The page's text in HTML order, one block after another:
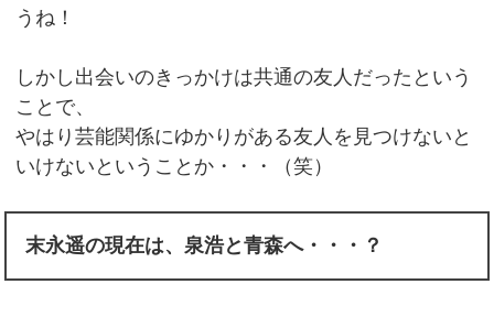
うね！
しかし出会いのきっかけは共通の友人だったという
ことで、
やはり芸能関係にゆかりがある友人を見つけないと
いけないということか・・・（笑）
末永遥の現在は、泉浩と青森へ・・・？